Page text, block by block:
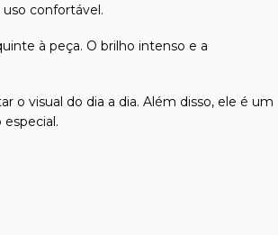
confortável.
à peça. O brilho intenso e a
o visual do dia a dia. Além disso, ele é um